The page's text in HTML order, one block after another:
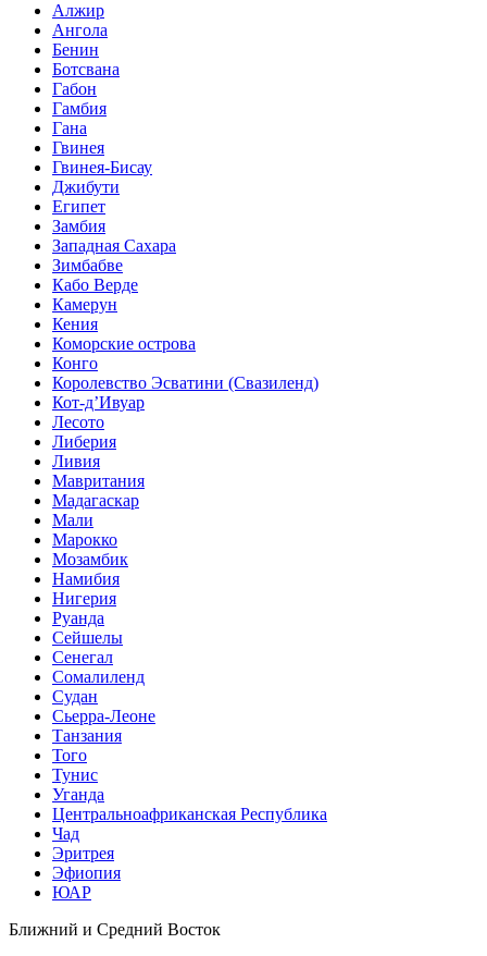
Алжир
Ангола
Бенин
Ботсвана
Габон
Гамбия
Гана
Гвинея
Гвинея-Бисау
Джибути
Египет
Замбия
Западная Сахара
Зимбабве
Кабо Верде
Камерун
Кения
Коморские острова
Конго
Королевство Эсватини (Свазиленд)
Кот-д’Ивуар
Лесото
Либерия
Ливия
Мавритания
Мадагаскар
Мали
Марокко
Мозамбик
Намибия
Нигерия
Руанда
Сейшелы
Сенегал
Сомалиленд
Судан
Сьерра-Леоне
Танзания
Того
Тунис
Уганда
Центральноафриканская Республика
Чад
Эритрея
Эфиопия
ЮАР
Ближний и Средний Восток